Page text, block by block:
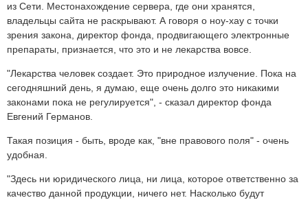
из Сети. Местонахождение сервера, где они хранятся,
владельцы сайта не раскрывают. А говоря о ноу-хау с точки
зрения закона, директор фонда, продвигающего электронные
препараты, признается, что это и не лекарства вовсе.
"Лекарства человек создает. Это природное излучение. Пока на
сегодняшний день, я думаю, еще очень долго это никакими
законами пока не регулируется", - сказал директор фонда
Евгений Германов.
Такая позиция - быть, вроде как, "вне правового поля" - очень
удобная.
"Здесь ни юридического лица, ни лица, которое ответственно за
качество данной продукции, ничего нет. Насколько будут